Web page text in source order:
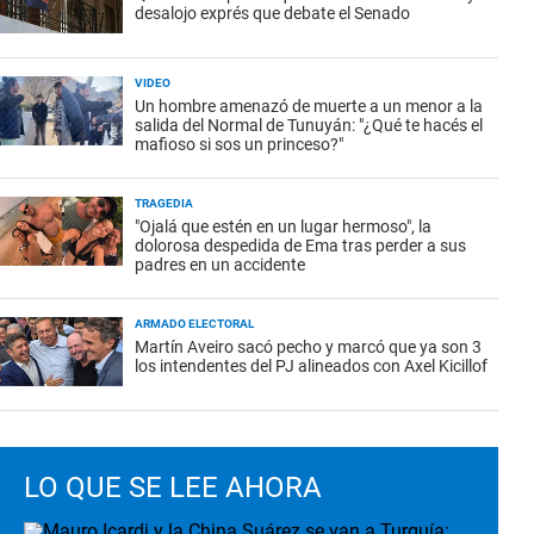
desalojo exprés que debate el Senado
VIDEO
Un hombre amenazó de muerte a un menor a la
salida del Normal de Tunuyán: "¿Qué te hacés el
mafioso si sos un princeso?"
TRAGEDIA
"Ojalá que estén en un lugar hermoso", la
dolorosa despedida de Ema tras perder a sus
padres en un accidente
ARMADO ELECTORAL
Martín Aveiro sacó pecho y marcó que ya son 3
los intendentes del PJ alineados con Axel Kicillof
LO QUE SE LEE AHORA